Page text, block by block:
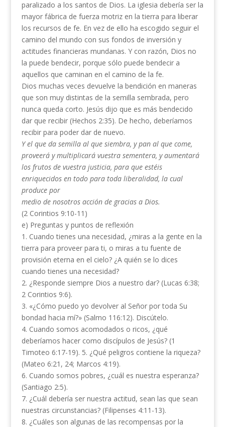
paralizado a los santos de Dios. La iglesia debería ser la
mayor fábrica de fuerza motriz en la tierra para liberar
los recursos de fe. En vez de ello ha escogido seguir el
camino del mundo con sus fondos de inversión y
actitudes financieras mundanas. Y con razón, Dios no
la puede bendecir, porque sólo puede bendecir a
aquellos que caminan en el camino de la fe.
Dios muchas veces devuelve la bendición en maneras
que son muy distintas de la semilla sembrada, pero
nunca queda corto. Jesús dijo que es más bendecido
dar que recibir (Hechos 2:35). De hecho, deberíamos
recibir para poder dar de nuevo.
Y el que da semilla al que siembra, y pan al que come,
proveerá y multiplicará vuestra sementera, y aumentará
los frutos de vuestra justicia, para que estéis
enriquecidos en todo para toda liberalidad, la cual
produce por
medio de nosotros acción de gracias a Dios.
(2 Corintios 9:10-11)
e) Preguntas y puntos de reflexión
1. Cuando tienes una necesidad, ¿miras a la gente en la
tierra para proveer para ti, o miras a tu fuente de
provisión eterna en el cielo? ¿A quién se lo dices
cuando tienes una necesidad?
2. ¿Responde siempre Dios a nuestro dar? (Lucas 6:38;
2 Corintios 9:6).
3. «¿Cómo puedo yo devolver al Señor por toda Su
bondad hacia mí?» (Salmo 116:12). Discútelo.
4. Cuando somos acomodados o ricos, ¿qué
deberíamos hacer como discípulos de Jesús? (1
Timoteo 6:17-19). 5. ¿Qué peligros contiene la riqueza?
(Mateo 6:21, 24; Marcos 4:19).
6. Cuando somos pobres, ¿cuál es nuestra esperanza?
(Santiago 2:5).
7. ¿Cuál debería ser nuestra actitud, sean las que sean
nuestras circunstancias? (Filipenses 4:11-13).
8. ¿Cuáles son algunas de las recompensas por la